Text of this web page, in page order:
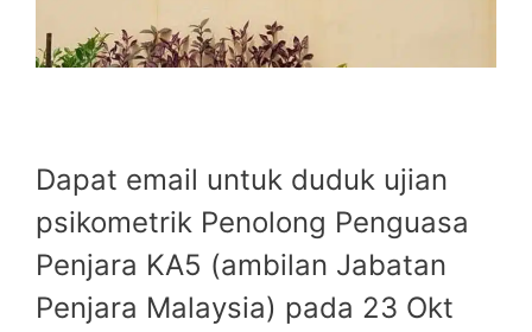
Dapat email untuk duduk ujian
psikometrik Penolong Penguasa
Penjara KA5 (ambilan Jabatan
Penjara Malaysia) pada 23 Okt